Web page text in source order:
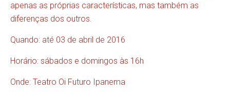
apenas as próprias características, mas também as
diferenças dos outros.
Quando: até 03 de abril de 2016
Horário: sábados e domingos às 16h
Onde: Teatro Oi Futuro Ipanema